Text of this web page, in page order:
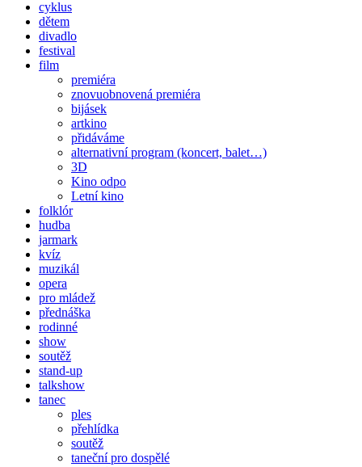
cyklus
dětem
divadlo
festival
film
premiéra
znovuobnovená premiéra
bijásek
artkino
přidáváme
alternativní program (koncert, balet…)
3D
Kino odpo
Letní kino
folklór
hudba
jarmark
kvíz
muzikál
opera
pro mládež
přednáška
rodinné
show
soutěž
stand-up
talkshow
tanec
ples
přehlídka
soutěž
taneční pro dospělé